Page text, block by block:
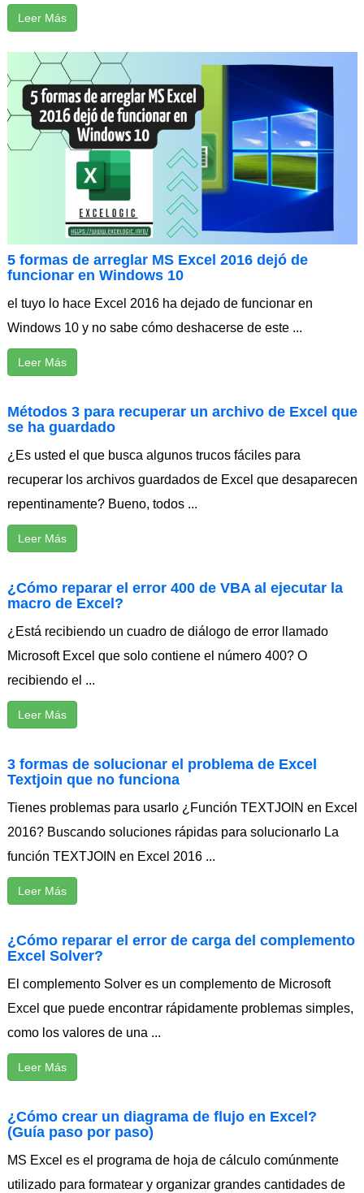
Leer Más
5 formas de arreglar MS Excel 2016 dejó de
funcionar en Windows 10
el tuyo lo hace Excel 2016 ha dejado de funcionar en
Windows 10 y no sabe cómo deshacerse de este ...
Leer Más
Métodos 3 para recuperar un archivo de Excel que
se ha guardado
¿Es usted el que busca algunos trucos fáciles para
recuperar los archivos guardados de Excel que desaparecen
repentinamente? Bueno, todos ...
Leer Más
¿Cómo reparar el error 400 de VBA al ejecutar la
macro de Excel?
¿Está recibiendo un cuadro de diálogo de error llamado
Microsoft Excel que solo contiene el número 400? O
recibiendo el ...
Leer Más
3 formas de solucionar el problema de Excel
Textjoin que no funciona
Tienes problemas para usarlo ¿Función TEXTJOIN en Excel
2016? Buscando soluciones rápidas para solucionarlo La
función TEXTJOIN en Excel 2016 ...
Leer Más
¿Cómo reparar el error de carga del complemento
Excel Solver?
El complemento Solver es un complemento de Microsoft
Excel que puede encontrar rápidamente problemas simples,
como los valores de una ...
Leer Más
¿Cómo crear un diagrama de flujo en Excel?
(Guía paso por paso)
MS Excel es el programa de hoja de cálculo comúnmente
utilizado para formatear y organizar grandes cantidades de